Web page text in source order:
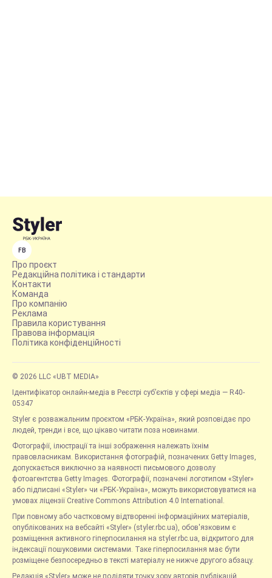
FB
Про проєкт
Редакційна політика і стандарти
Контакти
Команда
Про компанію
Реклама
Правила користування
Правова інформація
Політика конфіденційності
© 2026 LLC «UBT MEDIA»
Ідентифікатор онлайн-медіа в Реєстрі суб’єктів у сфері медіа — R40-
05347
Styler є розважальним проєктом «РБК-Україна», який розповідає про
людей, тренди і все, що цікаво читати поза новинами.
Фотографії, ілюстрації та інші зображення належать їхнім
правовласникам. Використання фотографій, позначених Getty Images,
допускається виключно за наявності письмового дозволу
фотоагентства Getty Images. Фотографії, позначені логотипом «Styler»
або підписані «Styler» чи «РБК-Україна», можуть використовуватися на
умовах ліцензії Creative Commons Attribution 4.0 International.
При повному або частковому відтворенні інформаційних матеріалів,
опублікованих на вебсайті «Styler» (styler.rbc.ua), обов'язковим є
розміщення активного гіперпосилання на styler.rbc.ua, відкритого для
індексації пошуковими системами. Таке гіперпосилання має бути
розміщене безпосередньо в тексті матеріалу не нижче другого абзацу.